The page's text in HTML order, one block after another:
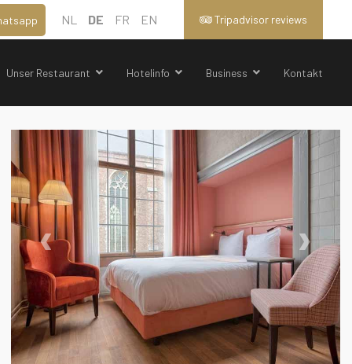
Tripadvisor reviews
NL DE FR EN
Unser Restaurant Hotelinfo Business Kontakt
‹ ›